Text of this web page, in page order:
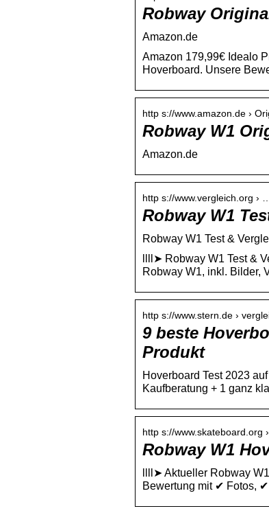
Robway
Amazon.de
Amazon 179,99€ Idealo
Hoverboard. Unsere
http s://www.amazon.de ›
Robway W1
Amazon.de
http s://www.vergleich.org ›
Robway W1
Robway W1 Test &
llll➤ Robway W1 Test &
Robway W1, inkl. Bilder,
http s://www.stern.de ›
9 beste
Produkt
Hoverboard Test 2023
Kaufberatung + 1 ganz
http s://www.skateboard.org
Robway W1
llll➤ Aktueller Robway
Bewertung mit ✔ Fotos,